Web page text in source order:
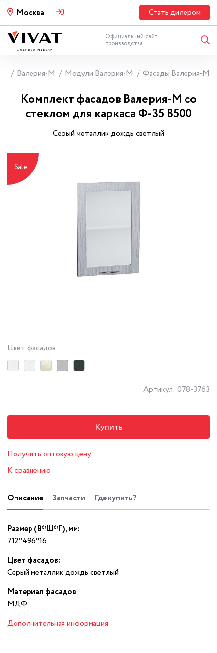
Москва Стать дилером
Официальный сайт
производства
Валерия-М Модули Валерия-М Фасады Валерия-М
Комплект фасадов Валерия-М со
стеклом для каркаса Ф-35 В500
Серый металлик дождь светлый
Sale
Цвет фасадов
Артикул: 078-3763
Купить
Получить оптовую цену
К сравнению
Описание Запчасти Где купить?
Размер (В*Ш*Г), мм:
712*496*16
Цвет фасадов:
Серый металлик дождь светлый
Материал фасадов:
МДФ
Дополнительная информация